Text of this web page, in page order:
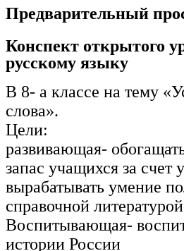
Предварительный
Конспект открытого
русскому языку
В 8- а классе на тему
слова».
Цели:
развивающая-
запас учащихся за счет
вырабатывать умение
справочной литературой
Воспитывающая-
истории России